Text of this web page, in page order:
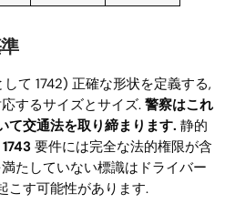
て 1742) 正確な形状を定義する,
するサイズとサイズ. 警察はこれ
て交通法を取り締まります. 静的
要件には完全な法的権限が含
たしていない標識はドライバー
こす可能性があります.